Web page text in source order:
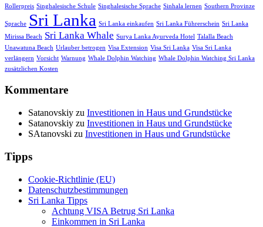
Rollerpreis Singhalesische Schule Singhalesische Sprache Sinhala lernen Southern Provinze
Sprache Sri Lanka Sri Lanka einkaufen Sri Lanka Führerschein Sri Lanka
Mirissa Beach Sri Lanka Whale Surya Lanka Ayurveda Hotel Talalla Beach
Unawatuna Beach Urlauber betrogen Visa Extension Visa Sri Lanka Visa Sri Lanka
verlängern Vorsicht Warnung Whale Dolphin Watching Whale Dolphin Watching Sri Lanka
zusätzlichen Kosten
Kommentare
Satanovskiy zu Investitionen in Haus und Grundstücke
Satanovskiy zu Investitionen in Haus und Grundstücke
SAtanovski zu Investitionen in Haus und Grundstücke
Tipps
Cookie-Richtlinie (EU)
Datenschutzbestimmungen
Sri Lanka Tipps
Achtung VISA Betrug Sri Lanka
Einkommen in Sri Lanka